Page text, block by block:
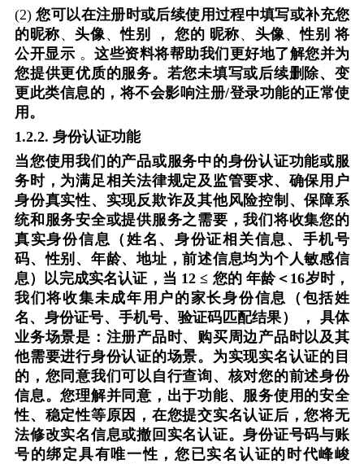
(2)您可以在注册时或后续使用过程中填写或补充您
的昵称、头像、性别 ， 您的 昵称、 头像、性别 将
公开显示 。 这些资料将帮助我们更好地了解您并为
您提供更优质的服务。若您未填写或后续删除、变
更此类信息的，将不会影响注册/登录功能的正常使
用。
1.2.2. 身份认证功能
当您使用我们的产品或服务中的身份认证功能或服
务时，为满足相关法律规定及监管要求、确保用户
身份真实性、实现反欺诈及其他风险控制、保障系
统和服务安全或提供服务之需要，我们将收集您的
真实身份信息（姓名、身份证相关信息、手机号
码、性别、年龄、地址，前述信息均为个人敏感信
息）以完成实名认证，当 12 ≤ 您的 年龄＜ 16岁时，
我们将收集未成年用户的家长身份信息（包括姓
名、身份证号、手机号、验证码匹配结果）
，
具体
业务场景是：注册产品时、购买周边产品时以及其
他需要进行身份认证的场景。为实现实名认证的目
的，您同意我们可以自行查询、核对您的前述身份
信息。您理解并同意，出于功能、服务使用的安全
性、稳定性等原因，在您提交实名认证后，您将无
法修改实名信息或撤回实名认证。身份证号码与账
号的绑定具有唯一性，您已实名认证的时代峰峻